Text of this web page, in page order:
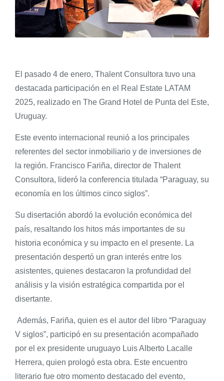
El pasado 4 de enero, Thalent Consultora tuvo una
destacada participación en el Real Estate LATAM
2025, realizado en The Grand Hotel de Punta del Este,
Uruguay.
Este evento internacional reunió a los principales
referentes del sector inmobiliario y de inversiones de
la región. Francisco Fariña, director de Thalent
Consultora, lideró la conferencia titulada “Paraguay, su
economía en los últimos cinco siglos”.
Su disertación abordó la evolución económica del
país, resaltando los hitos más importantes de su
historia económica y su impacto en el presente. La
presentación despertó un gran interés entre los
asistentes, quienes destacaron la profundidad del
análisis y la visión estratégica compartida por el
disertante.
Además, Fariña, quien es el autor del libro “Paraguay
V siglos”, participó en su presentación acompañado
por el ex presidente uruguayo Luis Alberto Lacalle
Herrera, quien prologó esta obra. Este encuentro
literario fue otro momento destacado del evento,